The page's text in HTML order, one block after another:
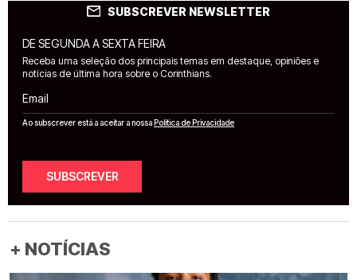
SUBSCREVER NEWSLETTER
DE SEGUNDA A SEXTA FEIRA
Receba uma seleção dos principais temas em destaque, opiniões e
notícias de última hora sobre o Corinthians.
Email
Ao subscrever está a aceitar a nossaPolítica de Privacidade
SUBSCREVER
+ NOTÍCIAS